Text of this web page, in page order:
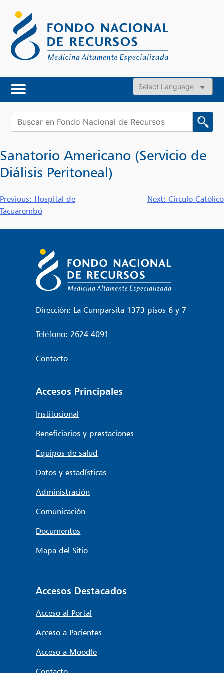
content
Powered by
Buscar:
Sanatorio Americano (Servicio de
Diálisis Peritoneal)
Navegación
de
Previous: Hospital de
Tacuarembó
Next: Círculo Católico
Dirección: La Cumparsita 1373 pisos 6 y 7
Teléfono: 2624 4091
Contacto
Accesos Principales
Institucional
Beneficiarios y prestaciones
Equipos de salud
Datos y estadísticas
Administración
Comunicación
Documentos
Mapa del Sitio
Accesos Destacados
Acceso al Portal
Acceso a Pacientes
Acceso a Moodle